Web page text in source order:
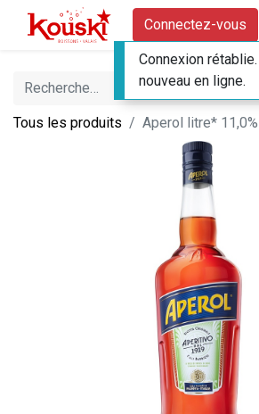
Connectez-vous
Tous les produits Aperol litre* 11,0%
Connexion
nouveau en ligne.